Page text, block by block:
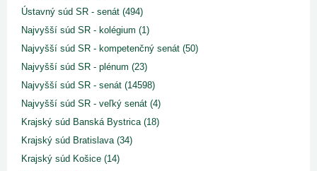
Ústavný súd SR - senát (494)
Najvyšší súd SR - kolégium (1)
Najvyšší súd SR - kompetenčný senát (50)
Najvyšší súd SR - plénum (23)
Najvyšší súd SR - senát (14598)
Najvyšší súd SR - veľký senát (4)
Krajský súd Banská Bystrica (18)
Krajský súd Bratislava (34)
Krajský súd Košice (14)